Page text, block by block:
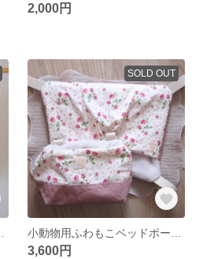
2,000円
SOLD OUT
3,600円